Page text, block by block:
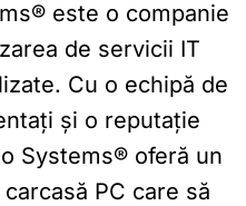
este o companie
de servicii IT
Cu o echipă de
și o reputație
Systems® oferă un
PC care să